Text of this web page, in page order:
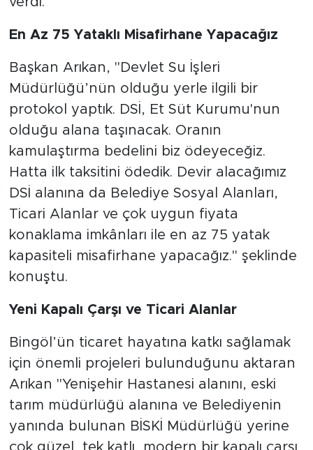
En Az 75 Yataklı Misafirhane Yapacağız
Başkan Arıkan, "Devlet Su İşleri
Müdürlüğü’nün olduğu yerle ilgili bir
protokol yaptık. DSİ, Et Süt Kurumu'nun
olduğu alana taşınacak. Oranın
kamulaştırma bedelini biz ödeyeceğiz.
Hatta ilk taksitini ödedik. Devir alacağımız
DSİ alanına da Belediye Sosyal Alanları,
Ticari Alanlar ve çok uygun fiyata
konaklama imkânları ile en az 75 yatak
kapasiteli misafirhane yapacağız." şeklinde
konuştu.
Yeni Kapalı Çarşı ve Ticari Alanlar
Bingöl’ün ticaret hayatına katkı sağlamak
için önemli projeleri bulunduğunu aktaran
Arıkan "Yenişehir Hastanesi alanını, eski
tarım müdürlüğü alanına ve Belediyenin
yanında bulunan BİSKİ Müdürlüğü yerine
çok güzel, tek katlı, modern bir kapalı çarşı